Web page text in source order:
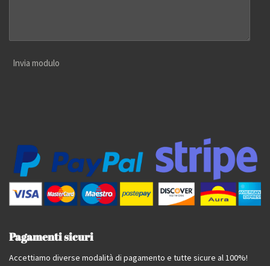
Invia modulo
Pagamenti sicuri
Accettiamo diverse modalità di pagamento e tutte sicure al 100%!